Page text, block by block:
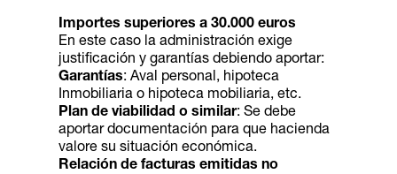
Importes superiores a 30.000 euros
En este caso la administración exige
justificación y garantías debiendo aportar:
Garantías: Aval personal, hipoteca
Inmobiliaria o hipoteca mobiliaria, etc.
Plan de viabilidad o similar: Se debe
aportar documentación para que hacienda
valore su situación económica.
Relación de facturas emitidas no